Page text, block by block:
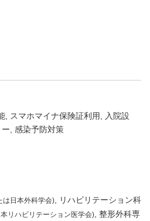
スマホマイナ保険証利用
入院設
感染予防対策
は日本外科学会)
リハビリテーション科
リハビリテーション医学会) 整形外科専